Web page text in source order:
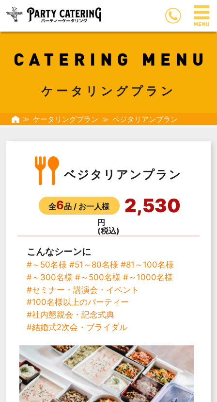
ケータリングプラン
ケータリングプラン ベジタリアンプラン
ベジタリアンプラン
全6品 / お一人様 2,530
円
(税込)
こんなシーンに
#～50名様 #51～80名様 #81～100名様
#～300名様 #～500名様 #～1000名様
#セミナー・講演会・イベント
#100名様以上のパーティー
#社内懇親会・記念式典
#結婚式2次会・ブライダル